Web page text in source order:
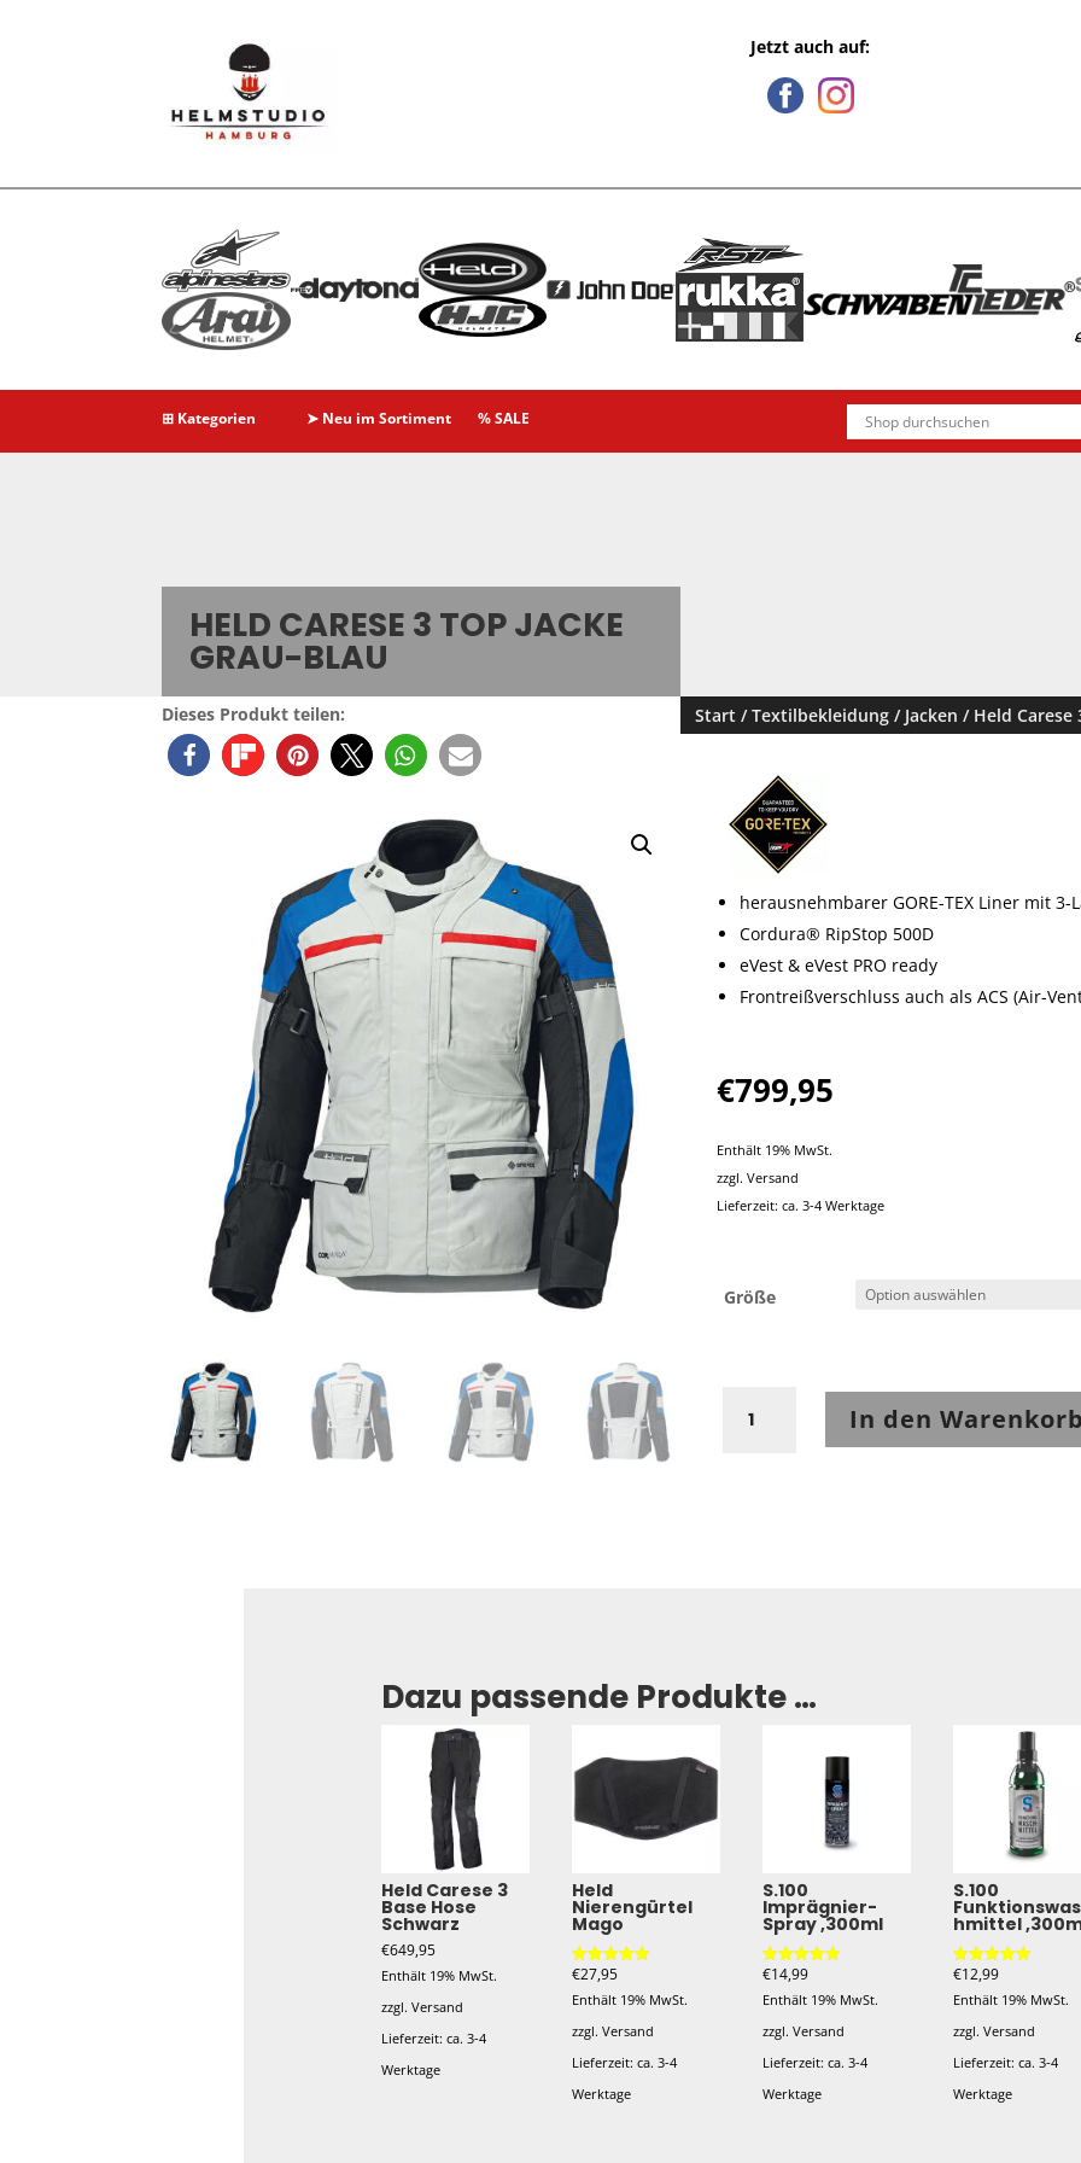
Jetzt auch auf:
⊞ Kategorien ➤ Neu im Sortiment % SALE
HELD CARESE 3 TOP JACKE
GRAU-BLAU
Dieses Produkt teilen: Start /Textilbekleidung / Jacken / Held Carese
herausnehmbarer GORE-TEX Liner mit 3-
Cordura® RipStop 500D
eVest & eVest PRO ready
Frontreißverschluss auch als ACS (Air-
€799,95
Enthält 19% MwSt.
zzgl.Versand
Lieferzeit: ca. 3-4 Werktage
Größe
Carese
In den
Dazu passende Produkte …
Held Carese 3
Base Hose
Schwarz
€649,95
Enthält 19% MwSt.
zzgl. Versand
Lieferzeit: ca. 3-4
Werktage
Held
Nierengürtel
Mago
Bewertet mit
von 5
€27,95
Enthält 19% MwSt.
zzgl. Versand
Lieferzeit: ca. 3-4
Werktage
S.100
Imprägnier-
Spray ,300ml
Bewertet mit
von 5
€14,99
Enthält 19% MwSt.
zzgl.Versand
Lieferzeit: ca. 3-4
Werktage
S.100
hmittel
Bewertet mit
von 5
€12,99
Enthält 19% MwSt.
zzgl.Versand
Lieferzeit: ca. 3-4
Werktage